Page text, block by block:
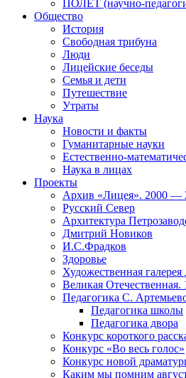
ПОЛЁТ (научно-
Общество
История
Свободная трибуна
Люди
Лицейские беседы
Семья и дети
Путешествие
Утраты
Наука
Новости и факты
Гуманитарные науки
Естественно-
Наука в лицах
Проекты
Архив «Лицея». 2000 —
Русский Север
Архитектура
Дмитрий Новиков
И.С.Фрадков
Здоровье
Художественная
Великая
Педагогика С.
Педагогика школы
Педагогика двора
Конкурс короткого
Конкурс «Во весь голос»
Конкурс новой
Каким мы помним